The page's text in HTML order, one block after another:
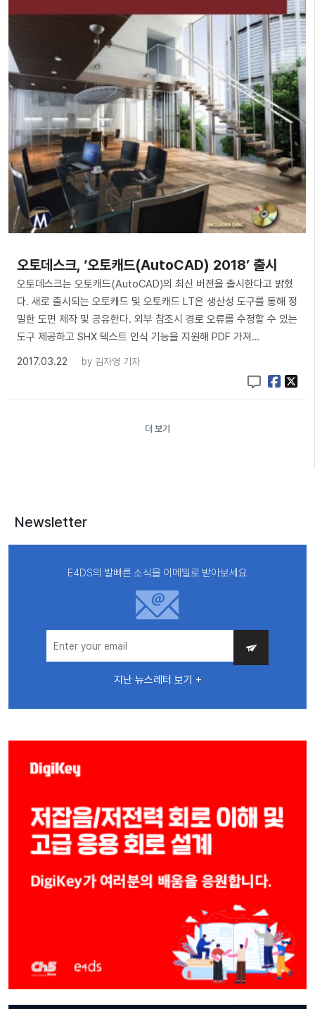
오토데스크, ‘오토캐드(AutoCAD) 2018’ 출시
오토데스크는 오토캐드(AutoCAD)의 최신 버전을 출시한다고 밝혔
다. 새로 출시되는 오토캐드 및 오토캐드 LT은 생산성 도구를 통해 정
밀한 도면 제작 및 공유한다. 외부 참조시 경로 오류를 수정할 수 있는
도구 제공하고 SHX 텍스트 인식 기능을 지원해 PDF 가져…
2017.03.22
by 김자영 기자
더 보기
Newsletter
E4DS의 발빠른 소식을 이메일로 받아보세요
지난 뉴스레터 보기 +